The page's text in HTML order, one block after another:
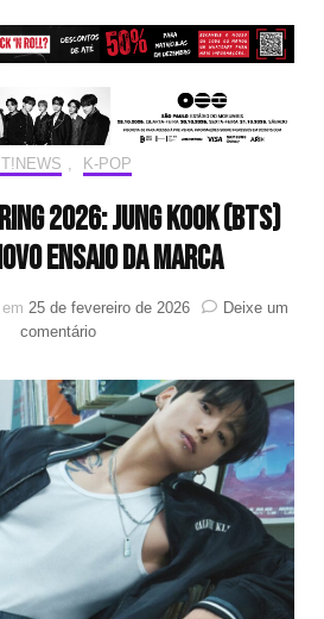
K-POP
2026: Jung Kook (BTS)
ensaio da marca
25 de fevereiro de 2026
Deixe um
comentárioem
Klein
Spring
2026:
Jung
Kook
(BTS)
estrela
novo
ensaio
da